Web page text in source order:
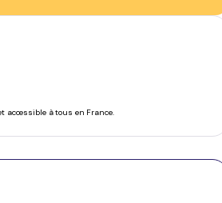
accessible à tous en France.